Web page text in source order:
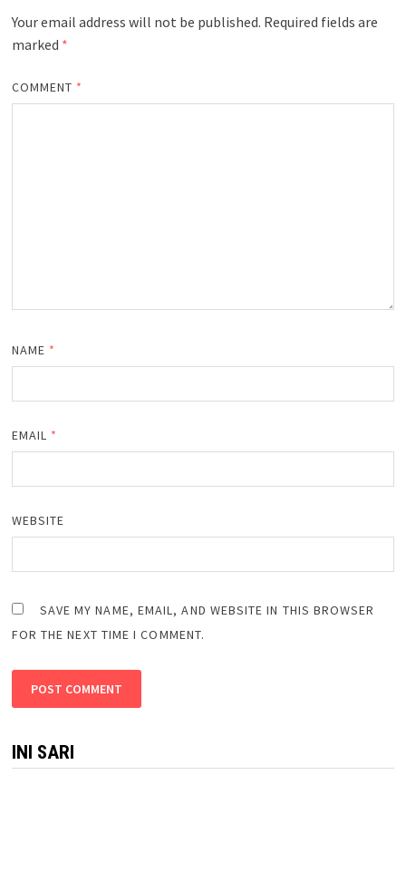
Your email address will not be published. Required fields are
marked *
COMMENT *
NAME *
EMAIL *
WEBSITE
SAVE MY NAME, EMAIL, AND WEBSITE IN THIS BROWSER
FOR THE NEXT TIME I COMMENT.
INI SARI